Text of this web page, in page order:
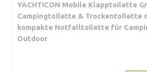
YACHTICON Mobile Klapptoilette
Campingtoilette & Trockentoilette
kompakte Notfalltoilette für
Outdoor